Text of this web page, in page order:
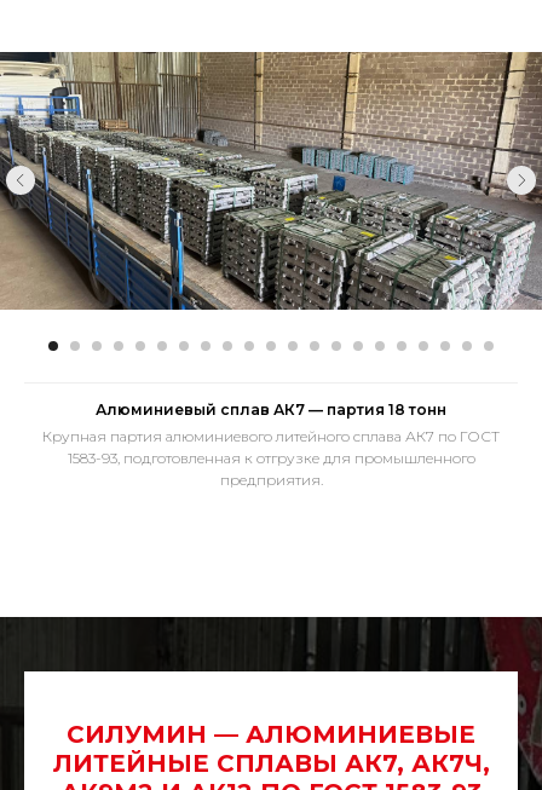
Алюминиевый сплав АК7 — партия 18 тонн
Крупная партия алюминиевого литейного сплава АК7 по ГОСТ
1583-93, подготовленная к отгрузке для промышленного
предприятия.
СИЛУМИН — АЛЮМИНИЕВЫЕ
ЛИТЕЙНЫЕ СПЛАВЫ АК7, АК7Ч,